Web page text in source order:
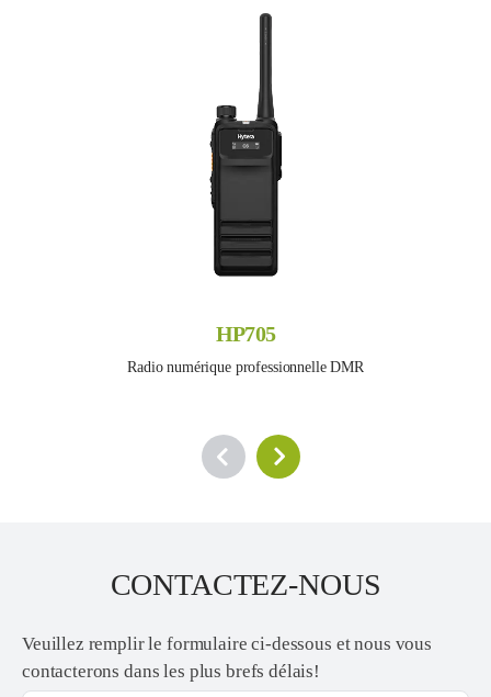
HP705
Radio numérique professionnelle DMR
CONTACTEZ-NOUS
Veuillez remplir le formulaire ci-dessous et nous vous
contacterons dans les plus brefs délais!